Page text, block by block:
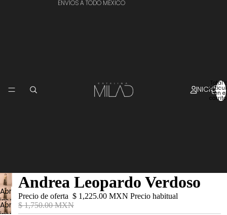
ENVÍOS A TODO MÉXICO
INICIO
Total
en el
Abrir
imagen
a
Abrir
Andrea Leopardo Verdoso
Precio de oferta $ 1,225.00 MXN Precio habitual
$ 1,750.00 MXN